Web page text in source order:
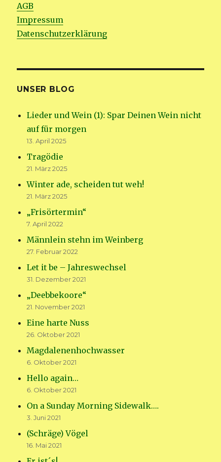
AGB
Impressum
Datenschutzerklärung
UNSER BLOG
Lieder und Wein (1): Spar Deinen Wein nicht
auf für morgen
13. April 2025
Tragödie
21. März 2025
Winter ade, scheiden tut weh!
21. März 2025
„Frisörtermin“
7. April 2022
Männlein stehn im Weinberg
27. Februar 2022
Let it be – Jahreswechsel
31. Dezember 2021
„Deebbekoore“
21. November 2021
Eine harte Nuss
26. Oktober 2021
Magdalenenhochwasser
6. Oktober 2021
Hello again…
6. Oktober 2021
On a Sunday Morning Sidewalk….
3. Juni 2021
(Schräge) Vögel
16. Mai 2021